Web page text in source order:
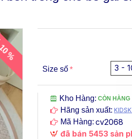
%
Kho Hàng: CÒN HÀNG
Hãng sản xuất:
Mã Hàng: cv2068
đã bán 5453 sản
Size số 3 -